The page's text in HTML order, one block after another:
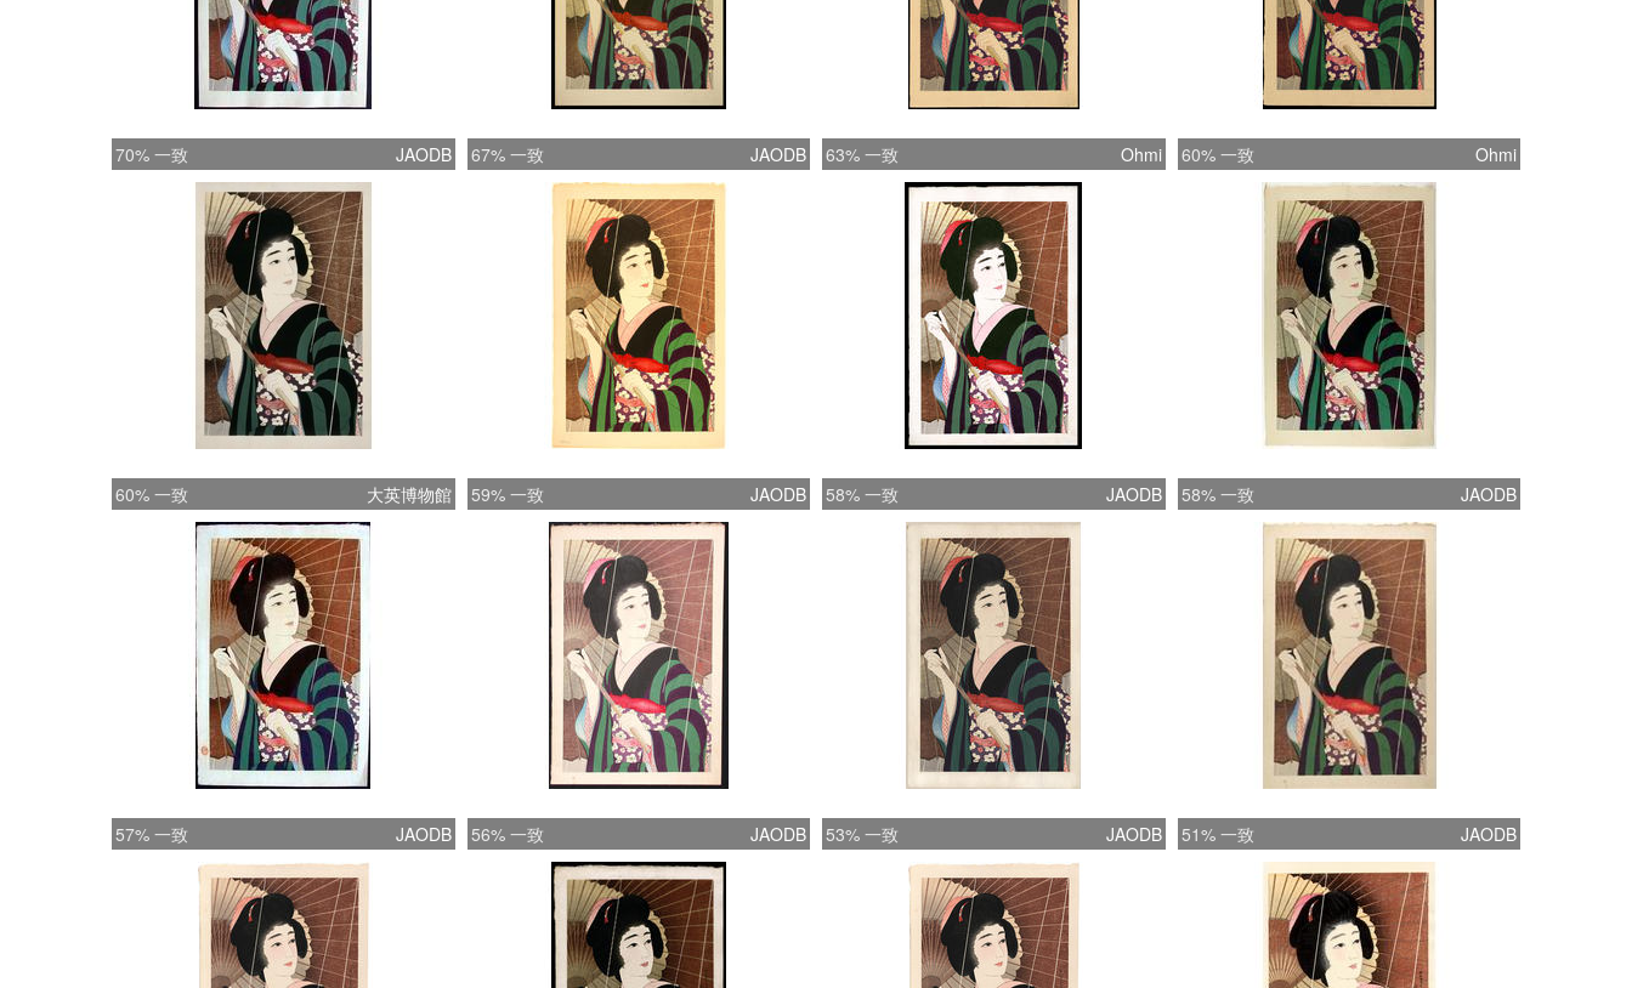
70% 一致 JAODB 67% 一致 JAODB 63% 一致 Ohmi 60% 一致 Ohmi
60% 一致 大英博物館 59% 一致 JAODB 58% 一致 JAODB 58% 一致 JAODB
57% 一致 JAODB 56% 一致 JAODB 53% 一致 JAODB 51% 一致 JAODB